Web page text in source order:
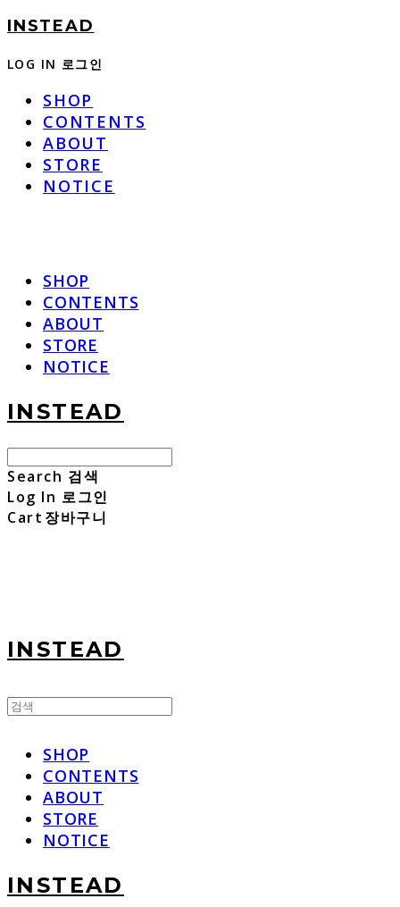
INSTEAD
LOG IN 로그인
SHOP
CONTENTS
ABOUT
STORE
NOTICE
SHOP
CONTENTS
ABOUT
STORE
NOTICE
INSTEAD
Search 검색
Log In 로그인
Cart 장바구니
INSTEAD
SHOP
CONTENTS
ABOUT
STORE
NOTICE
INSTEAD